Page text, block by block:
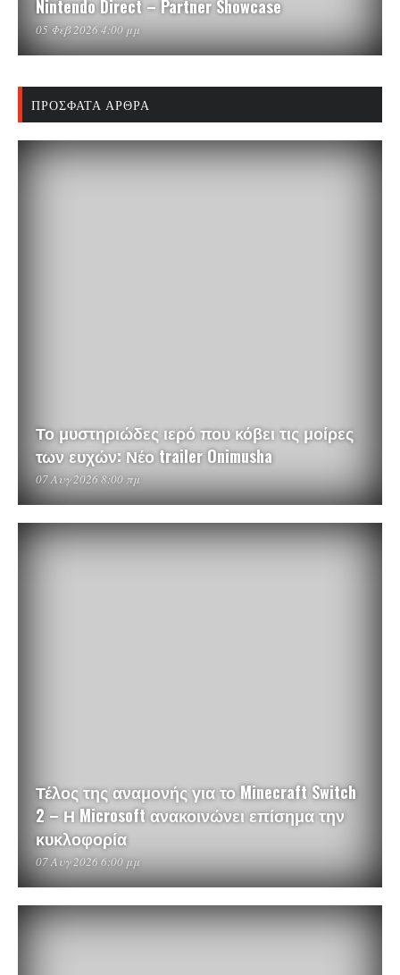
Nintendo Direct – Partner Showcase
05 Φεβ 2026 4:00 μμ
ΠΡΌΣΦΑΤΑ ΆΡΘΡΑ
Το μυστηριώδες ιερό που κόβει τις μοίρες
των ευχών: Νέο trailer Onimusha
07 Αυγ 2026 8:00 πμ
Τέλος της αναμονής για το Minecraft Switch
2 – Η Microsoft ανακοινώνει επίσημα την
κυκλοφορία
07 Αυγ 2026 6:00 μμ